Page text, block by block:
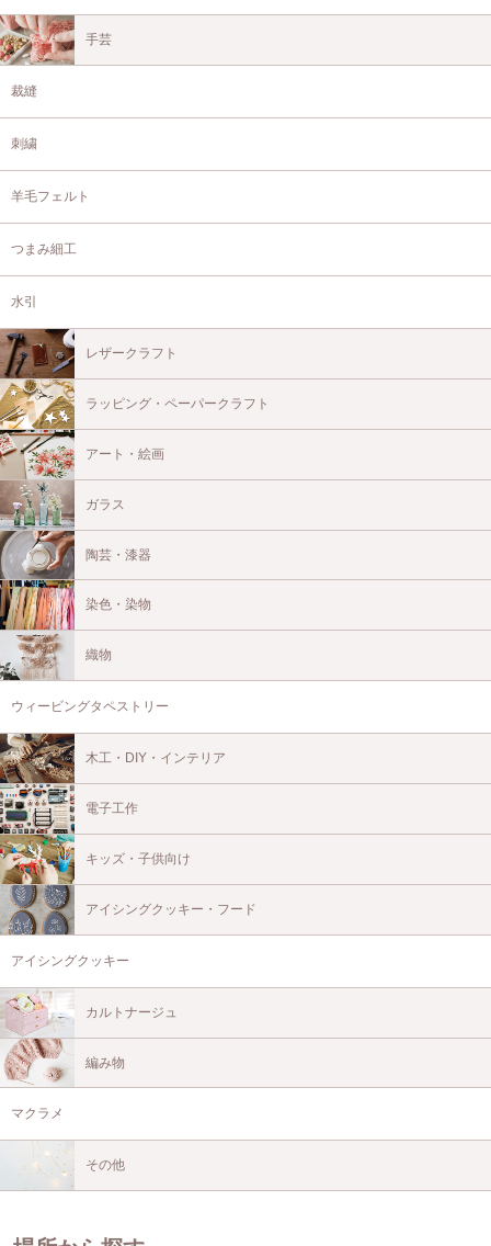
手芸
裁縫
刺繍
羊毛フェルト
つまみ細工
水引
レザークラフト
ラッピング・ペーパークラフト
アート・絵画
ガラス
陶芸・漆器
染色・染物
織物
ウィービングタペストリー
木工・DIY・インテリア
電子工作
キッズ・子供向け
アイシングクッキー・フード
アイシングクッキー
カルトナージュ
編み物
マクラメ
その他